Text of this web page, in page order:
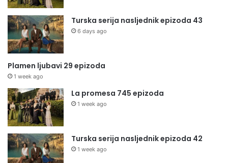
Turska serija nasljednik epizoda 43
6 days ago
Plamen ljubavi 29 epizoda
1 week ago
La promesa 745 epizoda
1 week ago
Turska serija nasljednik epizoda 42
1 week ago